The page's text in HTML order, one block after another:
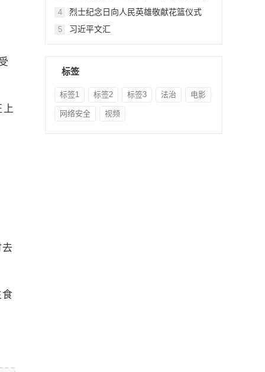
上
检查
4 烈士纪念日向人民英雄敬献花篮仪式
5 习近平文汇
标签
标签1 标签2 标签3 法治 电影
网络安全 视频